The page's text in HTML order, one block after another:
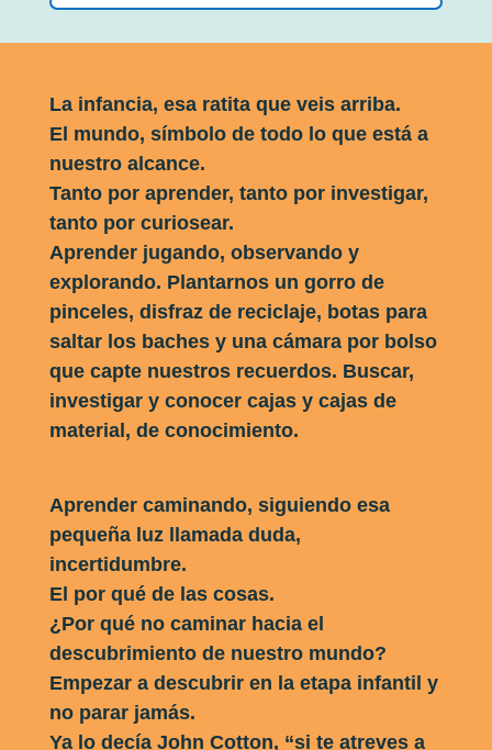
La infancia, esa ratita que veis arriba.
El mundo, símbolo de todo lo que está a
nuestro alcance.
Tanto por aprender, tanto por investigar,
tanto por curiosear.
Aprender jugando, observando y
explorando. Plantarnos un gorro de
pinceles, disfraz de reciclaje, botas para
saltar los baches y una cámara por bolso
que capte nuestros recuerdos. Buscar,
investigar y conocer cajas y cajas de
material, de conocimiento.
Aprender caminando, siguiendo esa
pequeña luz llamada duda,
incertidumbre.
El por qué de las cosas.
¿Por qué no caminar hacia el
descubrimiento de nuestro mundo?
Empezar a descubrir en la etapa infantil y
no parar jamás.
Ya lo decía John Cotton, “si te atreves a